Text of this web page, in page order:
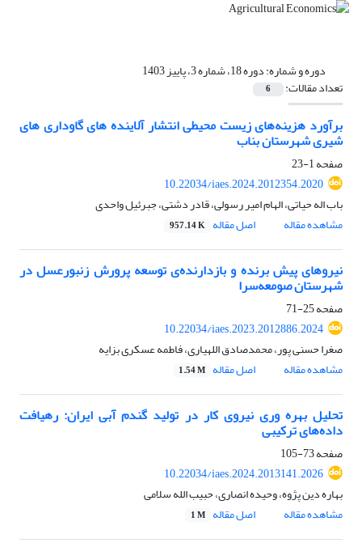
دوره و شماره:دوره 18، شماره 3، پاییز 1403
تعداد مقالات: 6
برآورد هزینه‌های زیست محیطی انتشار آلاینده های گاوداری های
شیری شهرستان بناب
صفحه1-23
10.22034/iaes.2024.2012354.2020
باب اله حیاتی، الهام امیر رسولی، قادر دشتی، جبرئیل واحدی
مشاهده مقاله
اصل مقاله 957.14 K
نیروهای پیش برنده‌ و بازدارنده‌ی توسعه پرورش زنبورعسل در
شهرستان صومعه‌سرا
صفحه25-71
10.22034/iaes.2023.2012886.2024
صغرا حسنی پور، محمدصادق اللهیاری، فاطمه عسکری بزایه
مشاهده مقاله
اصل مقاله 1.54 M
تحلیل بهره وری نیروی کار در تولید گندم آبی ایران: رهیافت
داده‌های ترکیبی
صفحه73-105
10.22034/iaes.2024.2013141.2026
بهاره دین پژوه، وحیده انصاری، حبیب الله سلامی
مشاهده مقاله
اصل مقاله 1 M